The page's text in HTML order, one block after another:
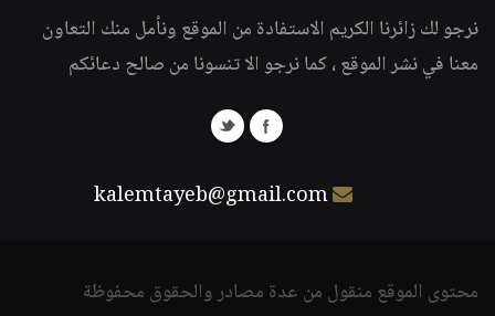
نرجو لك زائرنا الكريم الاستفادة من الموقع ونأمل منك التعاون
معنا في نشر الموقع ، كما نرجو الا تنسونا من صالح دعائكم
kalemtayeb@gmail.com
محتوى الموقع منقول من عدة مصادر والحقوق محفوظة